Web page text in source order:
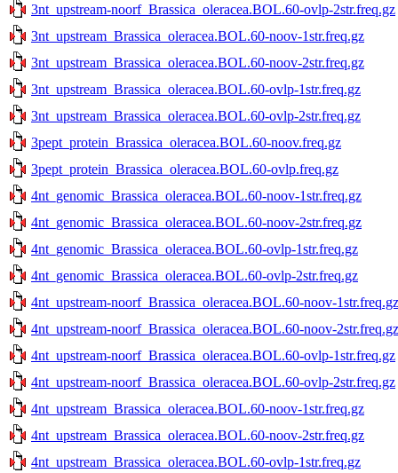
3nt_upstream-noorf_Brassica_oleracea.BOL.60-ovlp-2str.freq.gz
3nt_upstream_Brassica_oleracea.BOL.60-noov-1str.freq.gz
3nt_upstream_Brassica_oleracea.BOL.60-noov-2str.freq.gz
3nt_upstream_Brassica_oleracea.BOL.60-ovlp-1str.freq.gz
3nt_upstream_Brassica_oleracea.BOL.60-ovlp-2str.freq.gz
3pept_protein_Brassica_oleracea.BOL.60-noov.freq.gz
3pept_protein_Brassica_oleracea.BOL.60-ovlp.freq.gz
4nt_genomic_Brassica_oleracea.BOL.60-noov-1str.freq.gz
4nt_genomic_Brassica_oleracea.BOL.60-noov-2str.freq.gz
4nt_genomic_Brassica_oleracea.BOL.60-ovlp-1str.freq.gz
4nt_genomic_Brassica_oleracea.BOL.60-ovlp-2str.freq.gz
4nt_upstream-noorf_Brassica_oleracea.BOL.60-noov-1str.freq.gz
4nt_upstream-noorf_Brassica_oleracea.BOL.60-noov-2str.freq.gz
4nt_upstream-noorf_Brassica_oleracea.BOL.60-ovlp-1str.freq.gz
4nt_upstream-noorf_Brassica_oleracea.BOL.60-ovlp-2str.freq.gz
4nt_upstream_Brassica_oleracea.BOL.60-noov-1str.freq.gz
4nt_upstream_Brassica_oleracea.BOL.60-noov-2str.freq.gz
4nt_upstream_Brassica_oleracea.BOL.60-ovlp-1str.freq.gz